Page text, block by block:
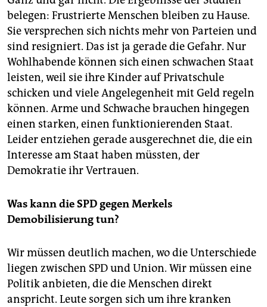
belegen: Frustrierte Menschen bleiben zu Hause.
Sie versprechen sich nichts mehr von Parteien und
sind resigniert. Das ist ja gerade die Gefahr. Nur
Wohlhabende können sich einen schwachen Staat
leisten, weil sie ihre Kinder auf Privatschule
schicken und viele Angelegenheit mit Geld regeln
können. Arme und Schwache brauchen hingegen
einen starken, einen funktionierenden Staat.
Leider entziehen gerade ausgerechnet die, die ein
Interesse am Staat haben müssten, der
Demokratie ihr Vertrauen.
Was kann die SPD gegen Merkels
Demobilisierung tun?
Wir müssen deutlich machen, wo die Unterschiede
liegen zwischen SPD und Union. Wir müssen eine
Politik anbieten, die die Menschen direkt
anspricht. Leute sorgen sich um ihre kranken